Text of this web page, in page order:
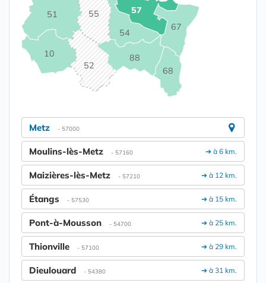
10
51
52
54
55 57
67
68
88
Metz - 57000
➔ à 6 km.
Moulins-lès-Metz - 57160
➔ à 12 km.
Maizières-lès-Metz - 57210
➔ à 15 km.
Étangs - 57530
➔ à 25 km.
Pont-à-Mousson - 54700
➔ à 29 km.
Thionville - 57100
➔ à 31 km.
Dieulouard - 54380